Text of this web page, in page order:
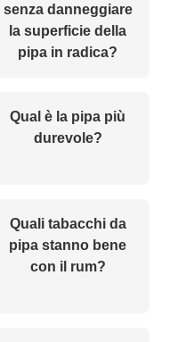
senza danneggiare
la superficie della
pipa in radica?
Qual è la pipa più
durevole?
Quali tabacchi da
pipa stanno bene
con il rum?